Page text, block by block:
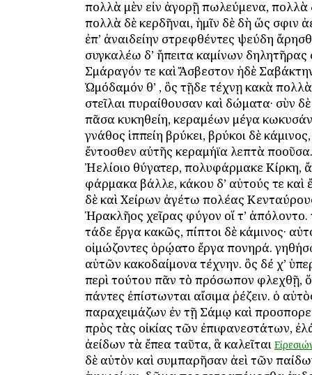
πολλὰ μὲν εἰν ἀγορῇ πωλεύμενα, πολλὰ
πολλὰ δὲ κερδῆναι, ἡμῖν δὲ δὴ ὥς σφιν
ἐπ’ ἀναιδείην στρεφθέντες ψεύδη
συγκαλέω δ’ ἤπειτα καμίνων δηλητῆρας
Σμάραγόν τε καὶ Ἄσβεστον ἠδὲ
Ὠμόδαμόν θ’ , ὃς τῇδε τέχνῃ κακὰ πολλὰ
στεῖλαι πυραίθουσαν καὶ δώματα· σὺν
πᾶσα κυκηθείη, κεραμέων μέγα
γνάθος ἱππείη βρύκει, βρύκοι δὲ
ἔντοσθεν αὐτῆς κεραμήϊα λεπτὰ
Ἠελίοιο θύγατερ, πολυφάρμακε Κίρκη,
φάρμακα βάλλε, κάκου δ’ αὐτούς τε καὶ
δὲ καὶ Χείρων ἀγέτω πολέας
Ἡρακλῆος χεῖρας φύγον οἵ τ’ ἀπόλοντο.
τάδε ἔργα κακῶς, πίπτοι δὲ κάμινος·
οἰμώζοντες ὁρῴατο ἔργα πονηρά.
αὐτῶν κακοδαίμονα τέχνην. ὃς δέ χ’
περὶ τούτου πᾶν τὸ πρόσωπον φλεχθῇ,
πάντες ἐπίστωνται αἴσιμα ῥέζειν. ὁ
παραχειμάζων ἐν τῇ Σάμῳ καὶ
πρὸς τὰς οἰκίας τῶν ἐπιφανεστάτων,
ἀείδων τὰ ἔπεα ταῦτα, ἃ καλεῖται
δὲ αὐτὸν καὶ συμπαρῆσαν ἀεὶ τῶν